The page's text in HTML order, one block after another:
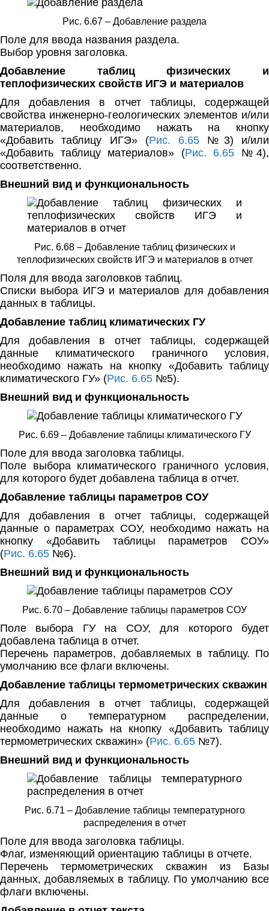
Рис. 6.67 – Добавление раздела
Поле для ввода названия раздела.
Выбор уровня заголовка.
Добавление таблиц физических и
теплофизических свойств ИГЭ и материалов
Для добавления в отчет таблицы, содержащей
свойства инженерно-геологических элементов и/или
материалов, необходимо нажать на кнопку
«Добавить таблицу ИГЭ» (Рис. 6.65 №3) и/или
«Добавить таблицу материалов» (Рис. 6.65 №4),
соответственно.
Внешний вид и функциональность
Рис. 6.68 – Добавление таблиц физических и
теплофизических свойств ИГЭ и материалов в отчет
Поля для ввода заголовков таблиц.
Списки выбора ИГЭ и материалов для добавления
данных в таблицы.
Добавление таблиц климатических ГУ
Для добавления в отчет таблицы, содержащей
данные климатического граничного условия,
необходимо нажать на кнопку «Добавить таблицу
климатического ГУ» (Рис. 6.65 №5).
Внешний вид и функциональность
Рис. 6.69 – Добавление таблицы климатического ГУ
Поле для ввода заголовка таблицы.
Поле выбора климатического граничного условия,
для которого будет добавлена таблица в отчет.
Добавление таблицы параметров СОУ
Для добавления в отчет таблицы, содержащей
данные о параметрах СОУ, необходимо нажать на
кнопку «Добавить таблицы параметров СОУ»
(Рис. 6.65 №6).
Внешний вид и функциональность
Рис. 6.70 – Добавление таблицы параметров СОУ
Поле выбора ГУ на СОУ, для которого будет
добавлена таблица в отчет.
Перечень параметров, добавляемых в таблицу. По
умолчанию все флаги включены.
Добавление таблицы термометрических скважин
Для добавления в отчет таблицы, содержащей
данные о температурном распределении,
необходимо нажать на кнопку «Добавить таблицу
термометрических скважин» (Рис. 6.65 №7).
Внешний вид и функциональность
Рис. 6.71 – Добавление таблицы температурного
распределения в отчет
Поле для ввода заголовка таблицы.
Флаг, изменяющий ориентацию таблицы в отчете.
Перечень термометрических скважин из Базы
данных, добавляемых в таблицу. По умолчанию все
флаги включены.